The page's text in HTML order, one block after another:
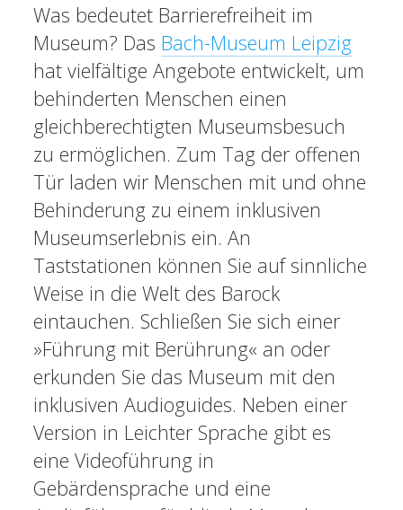
Was bedeutet Barrierefreiheit im
Museum? Das Bach-Museum Leipzig
hat vielfältige Angebote entwickelt, um
behinderten Menschen einen
gleichberechtigten Museumsbesuch
zu ermöglichen. Zum Tag der offenen
Tür laden wir Menschen mit und ohne
Behinderung zu einem inklusiven
Museumserlebnis ein. An
Taststationen können Sie auf sinnliche
Weise in die Welt des Barock
eintauchen. Schließen Sie sich einer
»Führung mit Berührung« an oder
erkunden Sie das Museum mit den
inklusiven Audioguides. Neben einer
Version in Leichter Sprache gibt es
eine Videoführung in
Gebärdensprache und eine